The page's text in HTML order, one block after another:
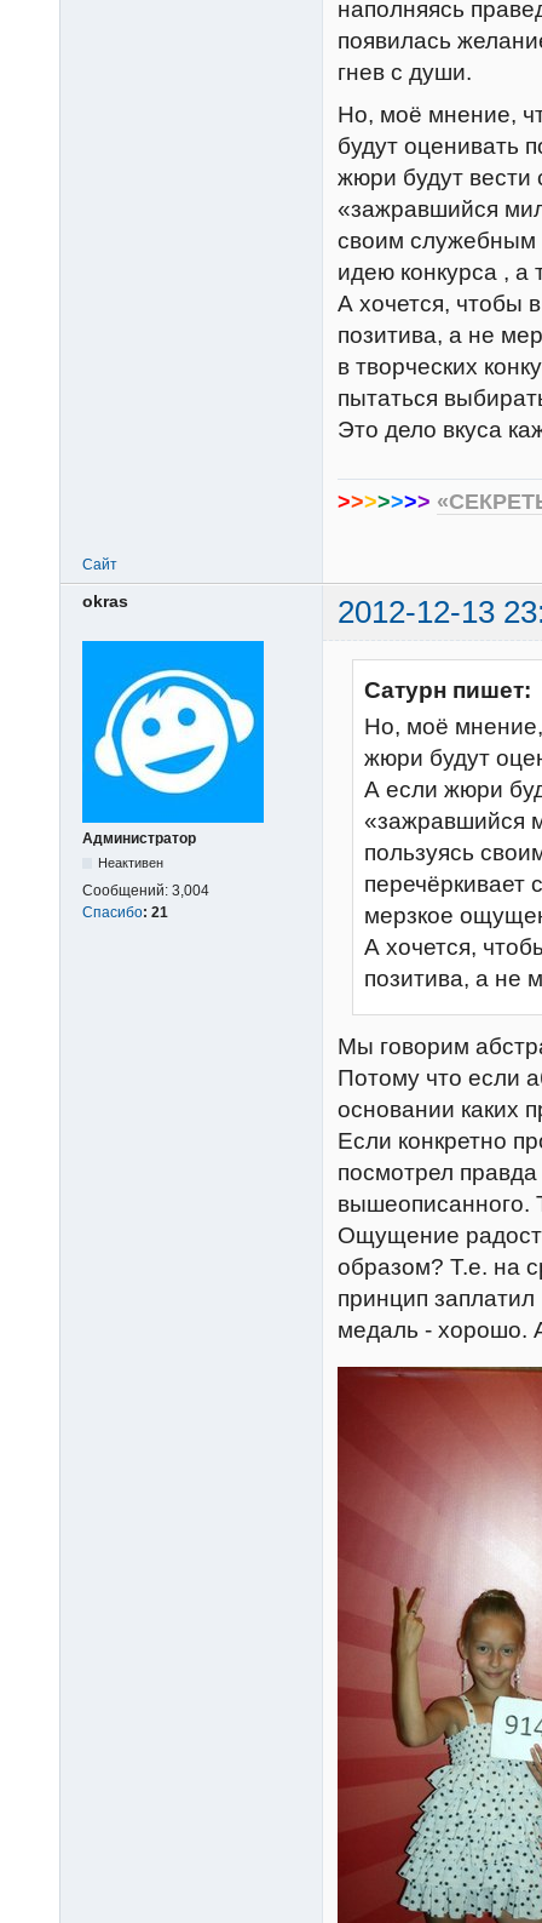
наполняясь
появилась
гнев с души.
Но, моё мнение,
будут оценивать
жюри будут вести
«зажравшийся
своим служебным
идею конкурса , а
А хочется, чтобы
позитива, а не
в творческих
пытаться
Это дело вкуса
>>>>>>>
Сайт
okras 2012-12-13
Администратор
Неактивен
Сообщений: 3,004
Спасибо: 21
Сатурн пишет:
Но, моё
жюри будут
А если жюри
«зажравшийся
пользуясь
перечёркивает
мерзкое
А хочется,
позитива, а не
Мы говорим
Потому что если
основании каких
Если конкретно
посмотрел
вышеописанного.
Ощущение
образом? Т.е. на
принцип
медаль - хорошо.